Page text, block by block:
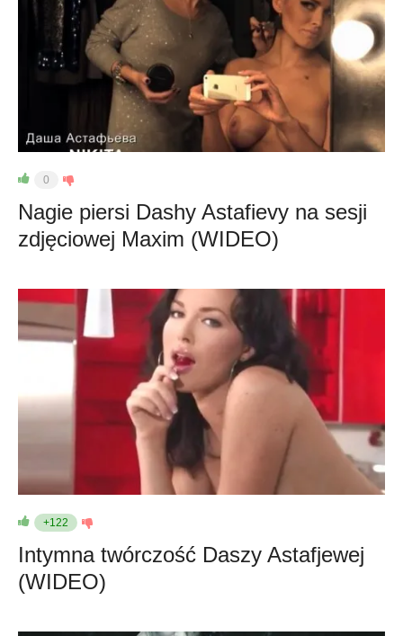
0
Nagie piersi Dashy Astafievy na sesji
zdjęciowej Maxim (WIDEO)
+122
Intymna twórczość Daszy Astafjewej
(WIDEO)